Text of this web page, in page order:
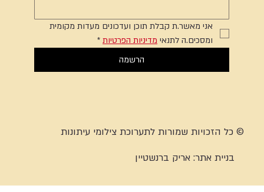
אני מאשר.ת קבלת תוכן ועדכונים מעדות מקומית
ומסכים.ה לתנאי מדיניות הפרטיות *
הרשמה
© כל הזכויות שמורות לתערוכת צילומי עיתונות
בניית אתר:אריק ברנשטיין